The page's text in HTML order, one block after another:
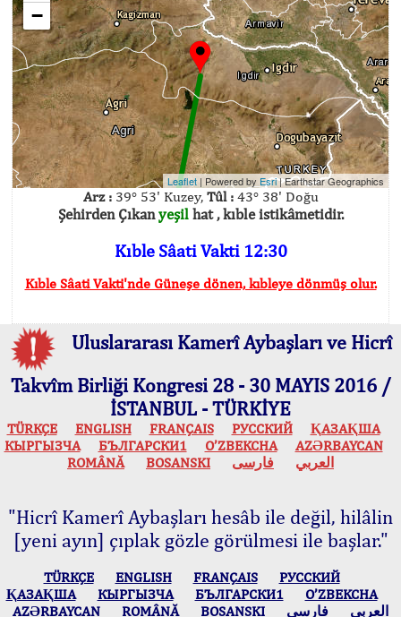
−
Leaflet | Powered by Esri|Earthstar Geographics
Arz :39° 53' Kuzey, Tûl :43° 38' Doğu
Şehirden Çıkanyeşilhat , kıble istikâmetidir.
Kıble Sâati Vakti 12:30
Kıble Sâati Vakti'nde Güneşe dönen, kıbleye dönmüş olur.
Uluslararası Kamerî Aybaşları ve Hicrî
Takvîm Birliği Kongresi 28 - 30 MAYIS 2016 /
İSTANBUL - TÜRKİYE
TÜRKÇE ENGLISH FRANÇAIS РУССКИЙ
ҚАЗАҚША
КЫPГЫЗЧA
БЪЛГАРСКИ1 O’ZBEKCHA
AZӘRBAYCAN
ROMÂNĂ
BOSANSKI العربي فارسی
"Hicrî Kamerî Aybaşları hesâb ile değil, hilâlin
[yeni ayın] çıplak gözle görülmesi ile başlar."
TÜRKÇE ENGLISH FRANÇAIS
РУССКИЙ
ҚАЗАҚША
КЫPГЫЗЧA БЪЛГАРСКИ1
O’ZBEKCHA
AZӘRBAYCAN
ROMÂNĂ BOSANSKI العربي فارسی